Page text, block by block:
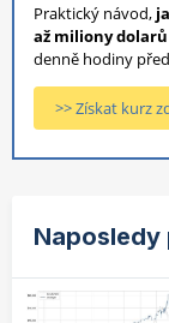
Praktický návod,
až miliony
denně hodiny
>> Získat kurz
Naposledy